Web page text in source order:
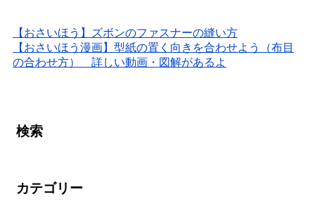
【おさいほう】ズボンのファスナーの縫い方
【おさいほう漫画】型紙の置く向きを合わせよう（布目
の合わせ方） 詳しい動画・図解があるよ
検索
カテゴリー